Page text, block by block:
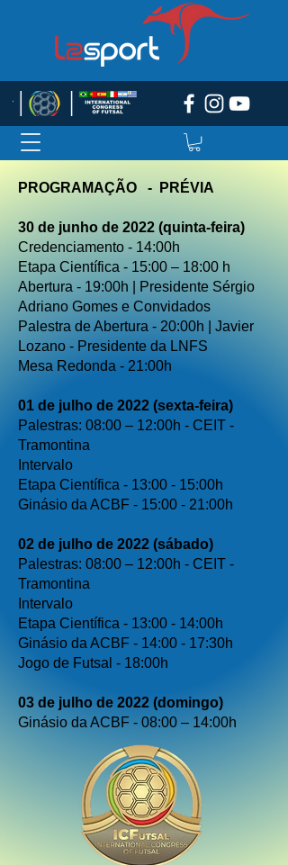
PROGRAMAÇÃO - PRÉVIA
30 de junho de 2022 (quinta-feira)
Credenciamento - 14:00h
Etapa Científica - 15:00 – 18:00 h
Abertura - 19:00h | Presidente Sérgio
Adriano Gomes e Convidados
Palestra de Abertura - 20:00h | Javier
Lozano - Presidente da LNFS
Mesa Redonda - 21:00h
01 de julho de 2022 (sexta-feira)
Palestras: 08:00 – 12:00h - CEIT -
Tramontina
Intervalo
Etapa Científica - 13:00 - 15:00h
Ginásio da ACBF - 15:00 - 21:00h
02 de julho de 2022 (sábado)
Palestras: 08:00 – 12:00h - CEIT -
Tramontina
Intervalo
Etapa Científica - 13:00 - 14:00h
Ginásio da ACBF - 14:00 - 17:30h
Jogo de Futsal - 18:00h
03 de julho de 2022 (domingo)
Ginásio da ACBF - 08:00 – 14:00h